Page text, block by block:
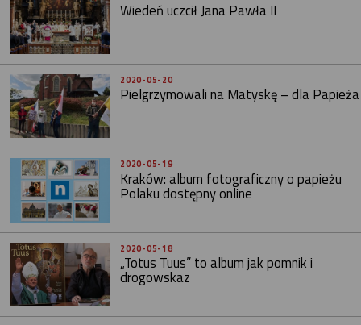
Wiedeń uczcił Jana Pawła II
2020-05-20
Pielgrzymowali na Matyskę – dla Papieża
2020-05-19
Kraków: album fotograficzny o papieżu
Polaku dostępny online
2020-05-18
„Totus Tuus” to album jak pomnik i
drogowskaz